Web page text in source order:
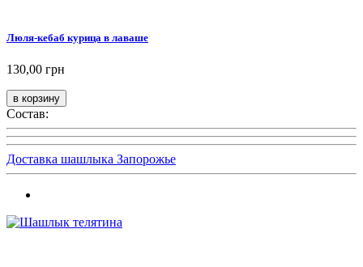
Люля-кебаб курица в лаваше
130,00 грн
Состав:
Доставка шашлыка Запорожье